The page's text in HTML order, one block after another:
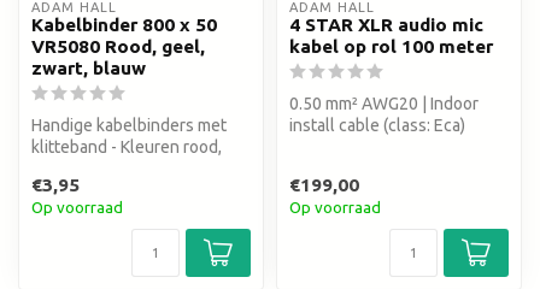
ADAM HALL
Kabelbinder 800 x 50
VR5080 Rood, geel,
zwart, blauw
Handige kabelbinders met
klitteband - Kleuren rood,
€3,95
Op voorraad
ADAM HALL
4 STAR XLR audio mic
kabel op rol 100 meter
0.50 mm² AWG20 | Indoor
install cable (class: Eca)
€199,00
Op voorraad